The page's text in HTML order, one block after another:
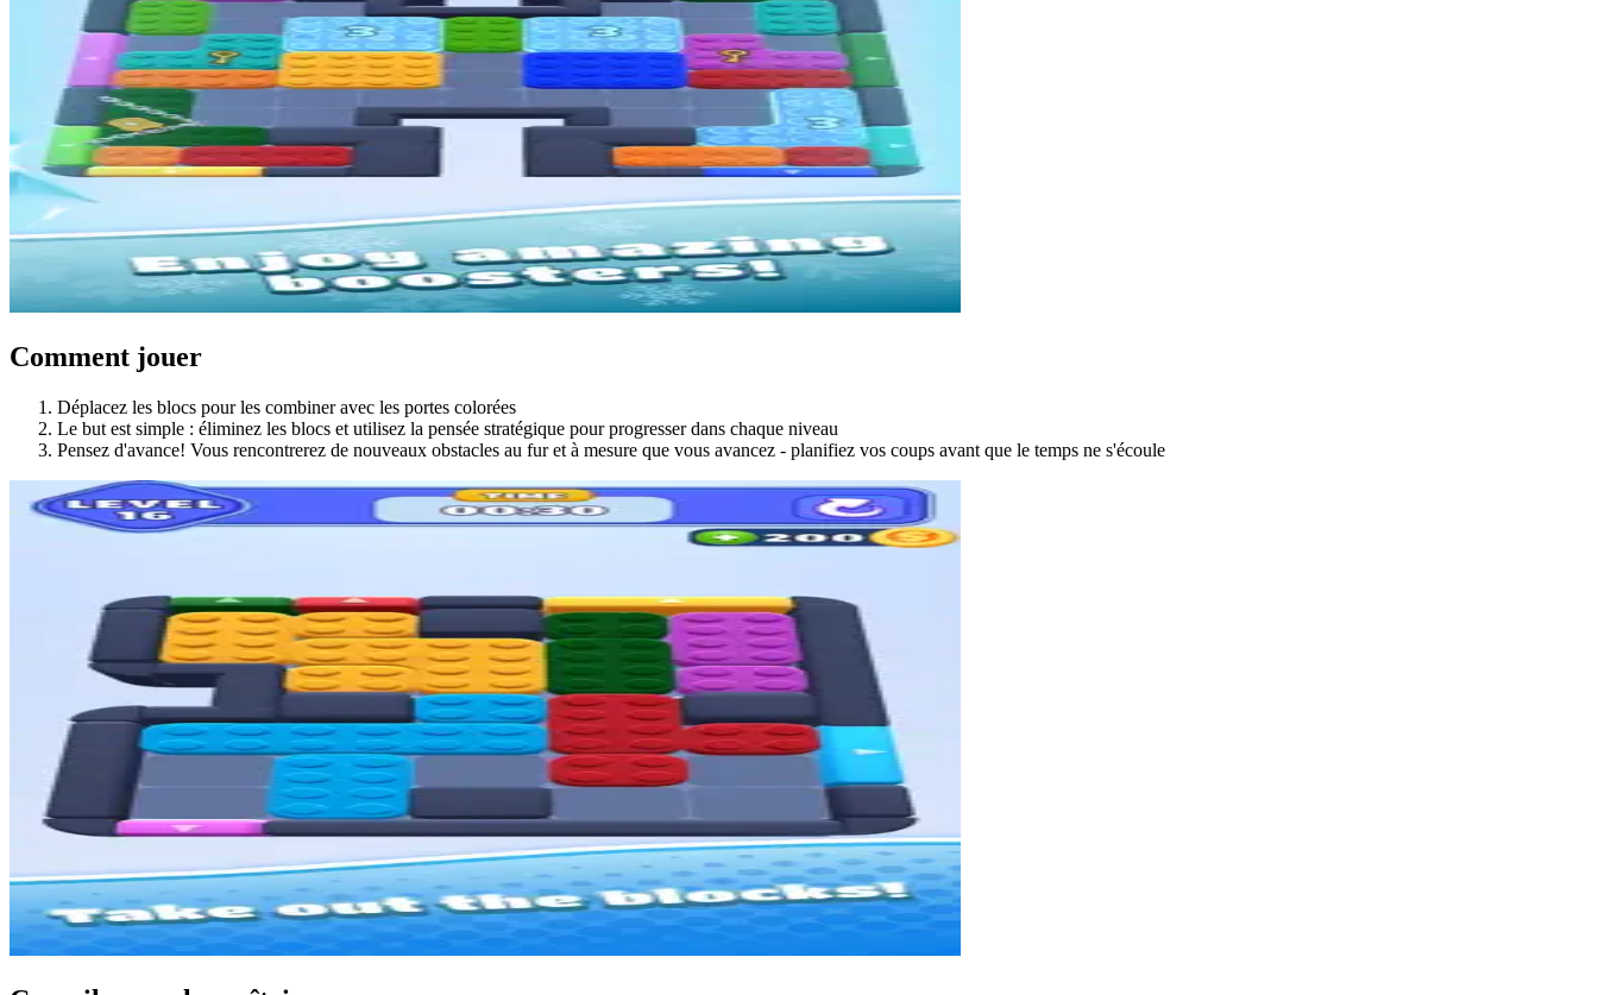
Comment jouer
Déplacez les blocs pour les combiner avec les portes colorées
Le but est simple : éliminez les blocs et utilisez la pensée stratégique pour progresser dans chaque niveau
Pensez d'avance! Vous rencontrerez de nouveaux obstacles au fur et à mesure que vous avancez - planifiez vos coups avant que le temps ne s'écoule